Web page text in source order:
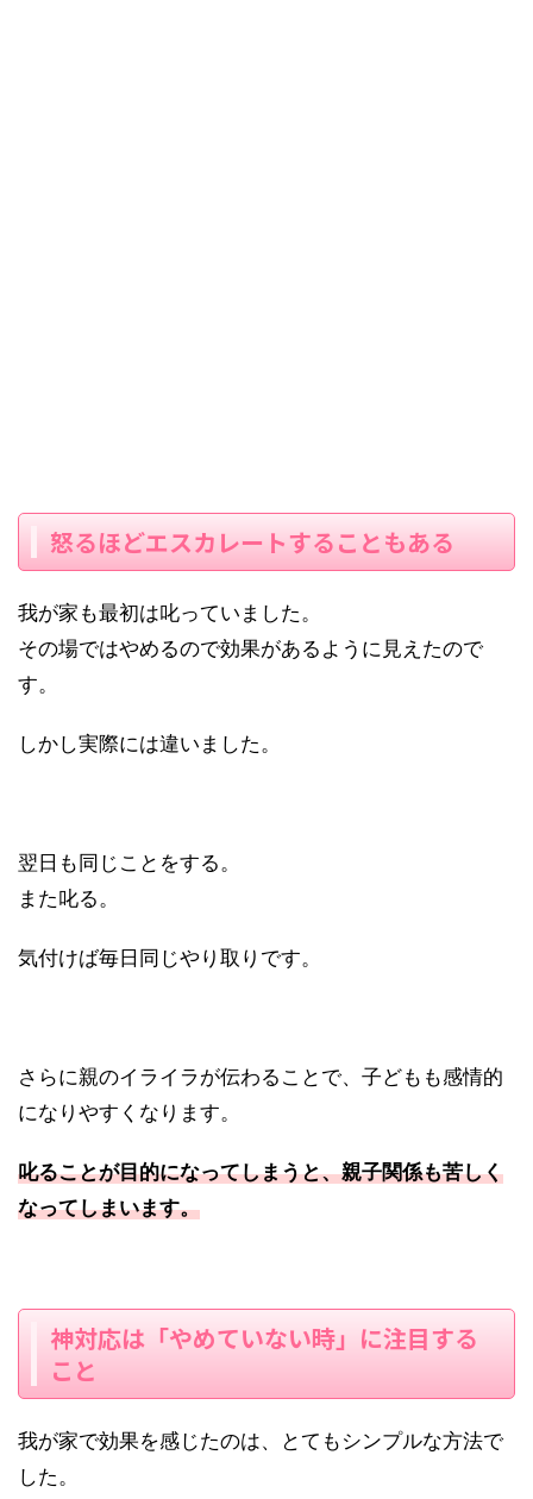
怒るほどエスカレートすることもある
我が家も最初は叱っていました。
その場ではやめるので効果があるように見えたので
す。
しかし実際には違いました。
翌日も同じことをする。
また叱る。
気付けば毎日同じやり取りです。
さらに親のイライラが伝わることで、子どもも感情的
になりやすくなります。
叱ることが目的になってしまうと、親子関係も苦しく
なってしまいます。
神対応は「やめていない時」に注目する
こと
我が家で効果を感じたのは、とてもシンプルな方法で
した。